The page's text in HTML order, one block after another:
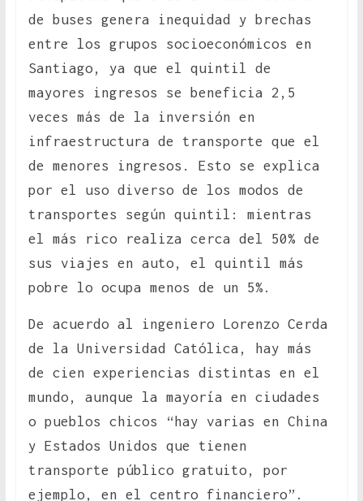
de buses genera inequidad y brechas
entre los grupos socioeconómicos en
Santiago, ya que el quintil de
mayores ingresos se beneficia 2,5
veces más de la inversión en
infraestructura de transporte que el
de menores ingresos. Esto se explica
por el uso diverso de los modos de
transportes según quintil: mientras
el más rico realiza cerca del 50% de
sus viajes en auto, el quintil más
pobre lo ocupa menos de un 5%.
De acuerdo al ingeniero Lorenzo Cerda
de la Universidad Católica, hay más
de cien experiencias distintas en el
mundo, aunque la mayoría en ciudades
o pueblos chicos “hay varias en China
y Estados Unidos que tienen
transporte público gratuito, por
ejemplo, en el centro financiero”.